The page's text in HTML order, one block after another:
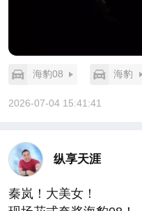
海豹08 海豹
2026-07-04 15:41:41
纵享天涯
秦岚！大美女！